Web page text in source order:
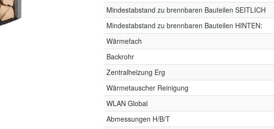
Mindestabstand zu brennbaren Bauteilen SEITLICH
Mindestabstand zu brennbaren Bauteilen HINTEN:
Wärmefach
Backrohr
Zentralheizung Erg
Wärmetauscher Reinigung
WLAN Global
Abmessungen H/B/T